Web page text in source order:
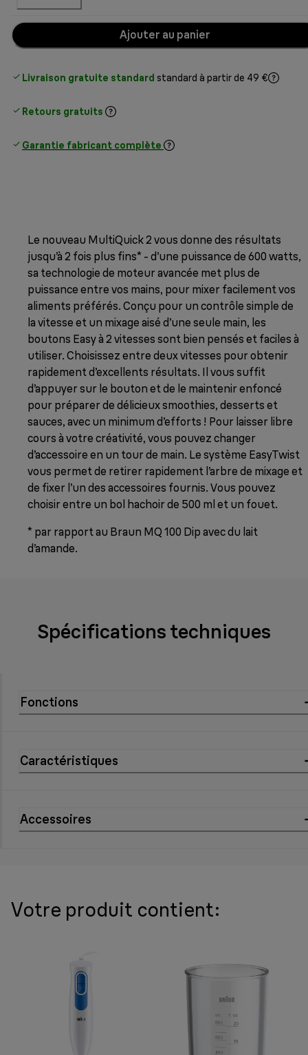
Ajouter au panier
Livraison gratuite standard standard à partir de 49 €
Retours gratuits
Garantie fabricant complète
Le nouveau MultiQuick 2 vous donne des résultats
jusqu’à 2 fois plus fins* - d’une puissance de 600 watts,
sa technologie de moteur avancée met plus de
puissance entre vos mains, pour mixer facilement vos
aliments préférés. Conçu pour un contrôle simple de
la vitesse et un mixage aisé d’une seule main, les
boutons Easy à 2 vitesses sont bien pensés et faciles à
utiliser. Choisissez entre deux vitesses pour obtenir
rapidement d’excellents résultats. Il vous suffit
d’appuyer sur le bouton et de le maintenir enfoncé
pour préparer de délicieux smoothies, desserts et
sauces, avec un minimum d’efforts ! Pour laisser libre
cours à votre créativité, vous pouvez changer
d’accessoire en un tour de main. Le système EasyTwist
vous permet de retirer rapidement l’arbre de mixage et
de fixer l’un des accessoires fournis. Vous pouvez
choisir entre un bol hachoir de 500 ml et un fouet.
* par rapport au Braun MQ 100 Dip avec du lait
d’amande.
Spécifications techniques
Fonctions
Caractéristiques
Accessoires
Votre produit contient: